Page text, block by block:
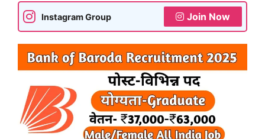
Instagram Group Join Now